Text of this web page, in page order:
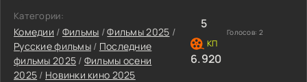
Категории:
Комедии / Фильмы /Фильмы 2025 /
Русские фильмы/ Последние
фильмы 2025 / Фильмы осени
2025 / Новинки кино 2025
5
Голосов: 2
6.920